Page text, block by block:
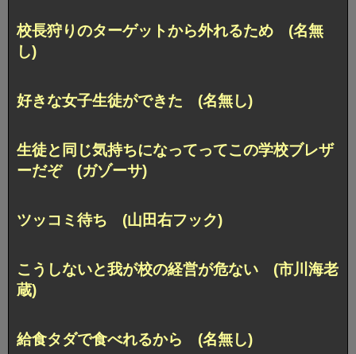
校長狩りのターゲットから外れるため (名無
し)
好きな女子生徒ができた (名無し)
生徒と同じ気持ちになってってこの学校ブレザ
ーだぞ (ガゾーサ)
ツッコミ待ち (山田右フック)
こうしないと我が校の経営が危ない (市川海老
蔵)
給食タダで食べれるから (名無し)